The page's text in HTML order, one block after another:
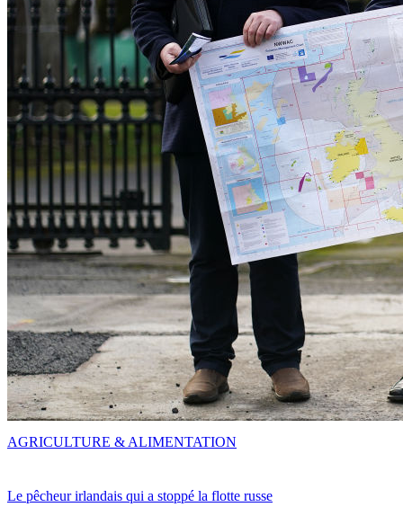
Le pêcheur irlandais qui a stoppé la flotte russe
AGRICULTURE & ALIMENTATION